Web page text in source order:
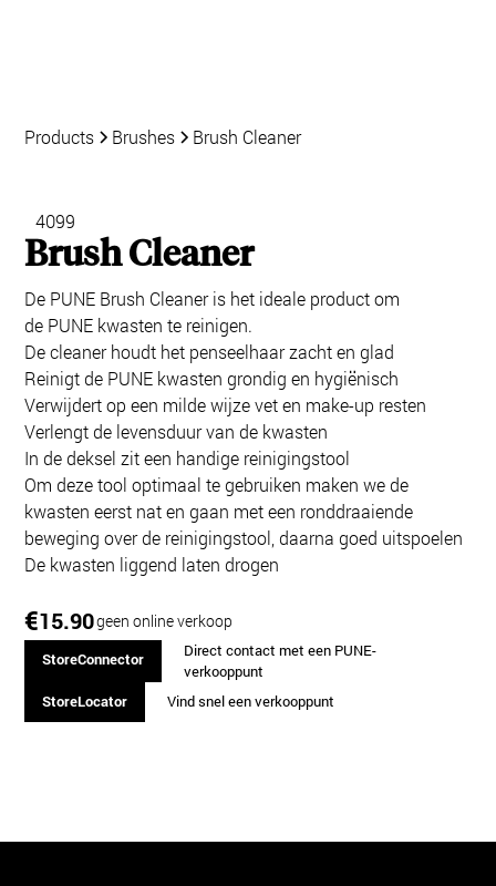
Products Brushes Brush Cleaner
4099
Brush Cleaner
De PUNE Brush Cleaner is het ideale product om
de PUNE kwasten te reinigen.
De cleaner houdt het penseelhaar zacht en glad
Reinigt de PUNE kwasten grondig en hygiënisch
Verwijdert op een milde wijze vet en make-up resten
Verlengt de levensduur van de kwasten
In de deksel zit een handige reinigingstool
Om deze tool optimaal te gebruiken maken we de
kwasten eerst nat en gaan met een ronddraaiende
beweging over de reinigingstool, daarna goed uitspoelen
De kwasten liggend laten drogen
€15.90geen online verkoop
StoreConnector
Direct contact met een PUNE-
verkooppunt
StoreLocator
Vind snel een verkooppunt